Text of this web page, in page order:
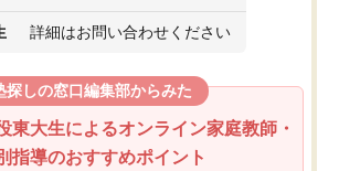
詳細はお問い合わせください
探しの窓口編集部からみた
東大生によるオンライン家庭教師・
指導のおすすめポイント